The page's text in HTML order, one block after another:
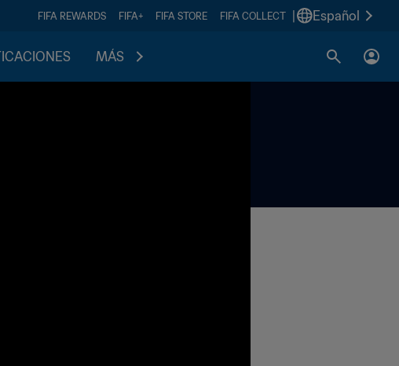
FIFA REWARDS FIFA+ FIFA STORE FIFA COLLECT Español
MÁS